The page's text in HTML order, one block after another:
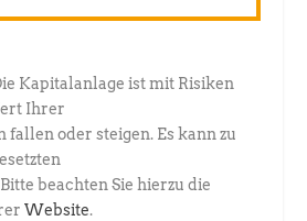
Kapitalanlage ist mit Risiken
Ihrer
fallen oder steigen. Es kann zu
beachten Sie hierzu die
Website.